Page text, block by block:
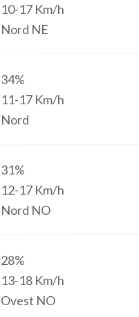
10-17 Km/h
Nord NE
34%
11-17 Km/h
Nord
31%
12-17 Km/h
Nord NO
28%
13-18 Km/h
Ovest NO